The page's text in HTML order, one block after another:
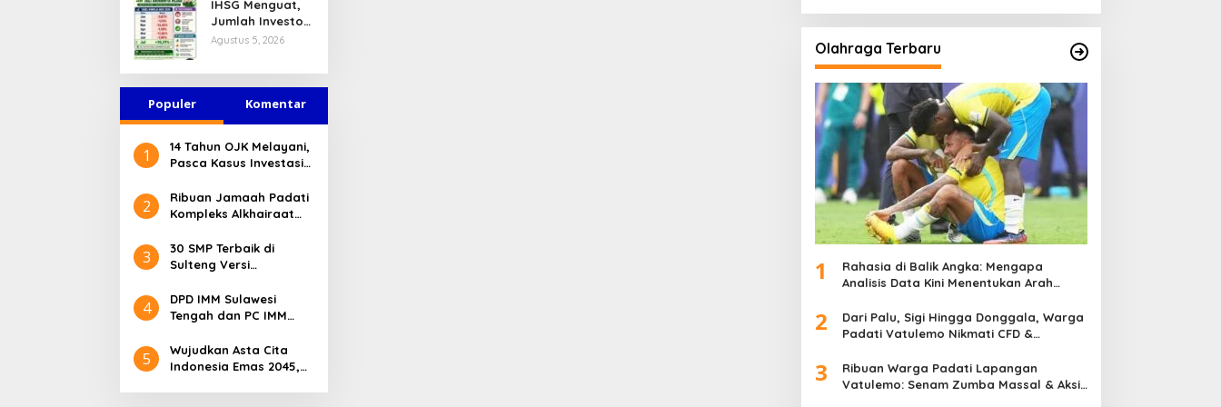
Jasa Keuangan
Tetap Terjaga
IHSG Menguat,
Jumlah Investor
Pasar Modal
Agustus 5, 2026
Populer Komentar
1
14 Tahun OJK Melayani,
Pasca Kasus Investasi
Sulteng Menilai Peran
OJK Sangat Penting
2
Ribuan Jamaah Padati
Kompleks Alkhairaat
Nasional dan Daerah
Hadir
3
30 SMP Terbaik di
Sulteng Versi
4
DPD IMM Sulawesi
Tengah dan PC IMM
Mantan Kapolresta
Palu
5
Wujudkan Asta Cita
Indonesia Emas 2045,
Olahraga Terbaru
1
Rahasia di Balik Angka: Mengapa
Analisis Data Kini Menentukan Arah
2
Dari Palu, Sigi Hingga Donggala, Warga
Padati Vatulemo Nikmati CFD &
3
Ribuan Warga Padati Lapangan
Vatulemo: Senam Zumba Massal & Aksi